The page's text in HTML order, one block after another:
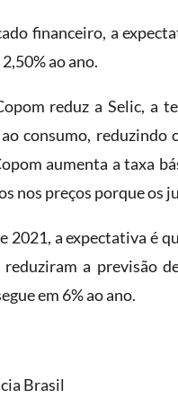
financeiro, a
ao ano.
reduz a Selic, a
consumo,
aumenta a taxa
nos preços porque os
2021, a expectativa é
a previsão
em 6% ao ano.
Brasil